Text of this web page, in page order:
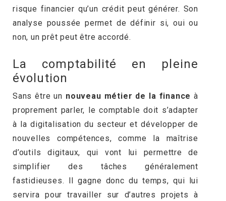
risque financier qu’un crédit peut générer. Son
analyse poussée permet de définir si, oui ou
non, un prêt peut être accordé.
La comptabilité en pleine
évolution
Sans être un nouveau métier de la finance à
proprement parler, le comptable doit s’adapter
à la digitalisation du secteur et développer de
nouvelles compétences, comme la maîtrise
d’outils digitaux, qui vont lui permettre de
simplifier des tâches généralement
fastidieuses. Il gagne donc du temps, qui lui
servira pour travailler sur d’autres projets à